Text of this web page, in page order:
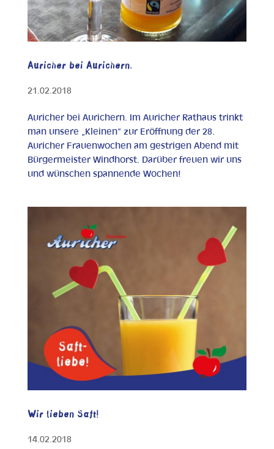
Auricher bei Aurichern.
21.02.2018
Auricher bei Aurichern. Im Auricher Rathaus trinkt
man unsere „Kleinen“ zur Eröffnung der 28.
Auricher Frauenwochen am gestrigen Abend mit
Bürgermeister Windhorst. Darüber freuen wir uns
und wünschen spannende Wochen!
Wir lieben Saft!
14.02.2018